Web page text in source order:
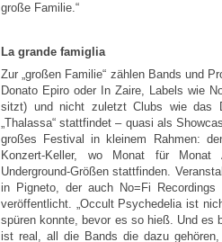
große Familie.“
La grande famiglia
Zur „großen Familie“ zählen Bands und
Donato Epiro oder In Zaire, Labels wie
sitzt) und nicht zuletzt Clubs wie das
„Thalassa“ stattfindet – quasi als
großes Festival in kleinem Rahmen:
Konzert-Keller, wo Monat für Monat
Underground-Größen stattfinden.
in Pigneto, der auch No=Fi
veröffentlicht. „Occult Psychedelia ist
spüren konnte, bevor es so hieß. Und
ist real, all die Bands die dazu